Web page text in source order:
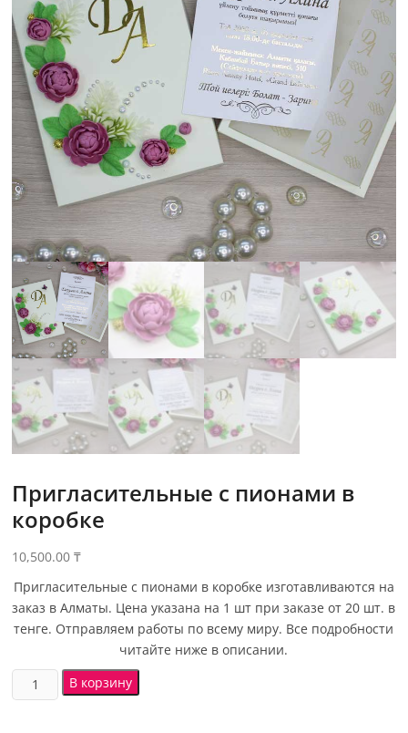
Пригласительные с пионами в
коробке
10,500.00₸
Пригласительные с пионами в коробке изготавливаются на
заказ в Алматы. Цена указана на 1 шт при заказе от 20 шт. в
тенге. Отправляем работы по всему миру. Все подробности
читайте ниже в описании.
В корзину